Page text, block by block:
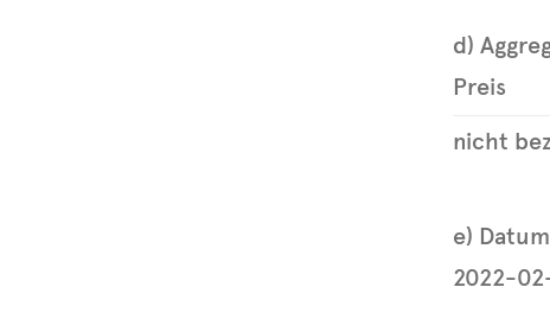
d)
Preis
nicht
e)
2022-